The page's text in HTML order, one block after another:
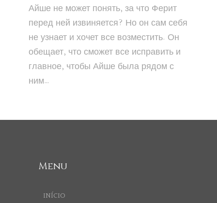
Айше не может понять, за что Ферит
перед ней извиняется? Но он сам себя
не узнает и хочет все возместить. Он
обещает, что сможет все исправить и
главное, чтобы Айше была рядом с
ним…
Menu
INÍCIO